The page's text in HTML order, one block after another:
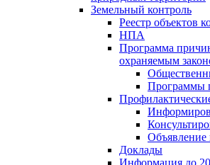
Земельный контроль
Реестр объектов
НПА
Программа
охраняемым
Программы
Объявление
Доклады
Информация до